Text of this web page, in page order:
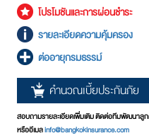
ประกันภัยรถยนต์ประเภท 1
ประกันภัยรถยนต์ประเภทนี้จะให้
เสียหายที่เกิดขึ้นในอุบัติเหตุ ไม่ว่
การระบุผู้ขับขี่
เป็นอีกหนึ่งปัจจัย
บุคคลตามที่ได้ระ
เพียงแต่ผู้เอาปร
Excess หรือ
คือความเสียหาย
ในแต่ละครั้งที่เ
รางกรมธรรม์ โด
โปรโมชันและการผ่อนชำระ
รายละเอียดความคุ้มครอง
ต่ออายุกรมธรรม์
คำนวณเบี้ยประกันภัย
สอบถามรายละเอียดเพิ่มเติม ติดต่อทีมพัฒนาลูก
หรืออีเมลinfo@bangkokinsurance.com